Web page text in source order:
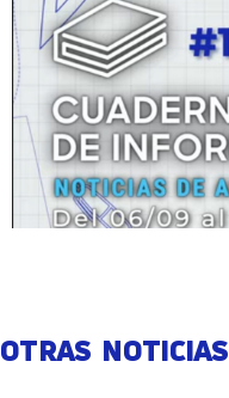
OTRAS NOTICIAS